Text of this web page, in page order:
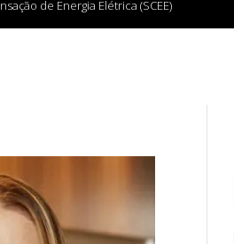
de Energia Elétrica (SCEE)